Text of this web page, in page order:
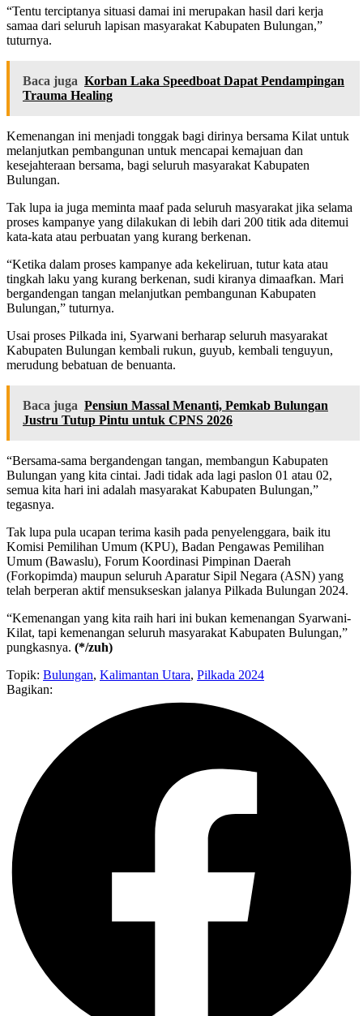
“Tentu terciptanya situasi damai ini merupakan hasil dari kerja
samaa dari seluruh lapisan masyarakat Kabupaten Bulungan,”
tuturnya.
Baca juga Korban Laka Speedboat Dapat Pendampingan
Trauma Healing
Kemenangan ini menjadi tonggak bagi dirinya bersama Kilat untuk
melanjutkan pembangunan untuk mencapai kemajuan dan
kesejahteraan bersama, bagi seluruh masyarakat Kabupaten
Bulungan.
Tak lupa ia juga meminta maaf pada seluruh masyarakat jika selama
proses kampanye yang dilakukan di lebih dari 200 titik ada ditemui
kata-kata atau perbuatan yang kurang berkenan.
“Ketika dalam proses kampanye ada kekeliruan, tutur kata atau
tingkah laku yang kurang berkenan, sudi kiranya dimaafkan. Mari
bergandengan tangan melanjutkan pembangunan Kabupaten
Bulungan,” tuturnya.
Usai proses Pilkada ini, Syarwani berharap seluruh masyarakat
Kabupaten Bulungan kembali rukun, guyub, kembali tenguyun,
merudung bebatuan de benuanta.
Baca juga Pensiun Massal Menanti, Pemkab Bulungan
Justru Tutup Pintu untuk CPNS 2026
“Bersama-sama bergandengan tangan, membangun Kabupaten
Bulungan yang kita cintai. Jadi tidak ada lagi paslon 01 atau 02,
semua kita hari ini adalah masyarakat Kabupaten Bulungan,”
tegasnya.
Tak lupa pula ucapan terima kasih pada penyelenggara, baik itu
Komisi Pemilihan Umum (KPU), Badan Pengawas Pemilihan
Umum (Bawaslu), Forum Koordinasi Pimpinan Daerah
(Forkopimda) maupun seluruh Aparatur Sipil Negara (ASN) yang
telah berperan aktif mensukseskan jalanya Pilkada Bulungan 2024.
“Kemenangan yang kita raih hari ini bukan kemenangan Syarwani-
Kilat, tapi kemenangan seluruh masyarakat Kabupaten Bulungan,”
pungkasnya. (*/zuh)
Topik: Bulungan, Kalimantan Utara, Pilkada 2024
Bagikan: